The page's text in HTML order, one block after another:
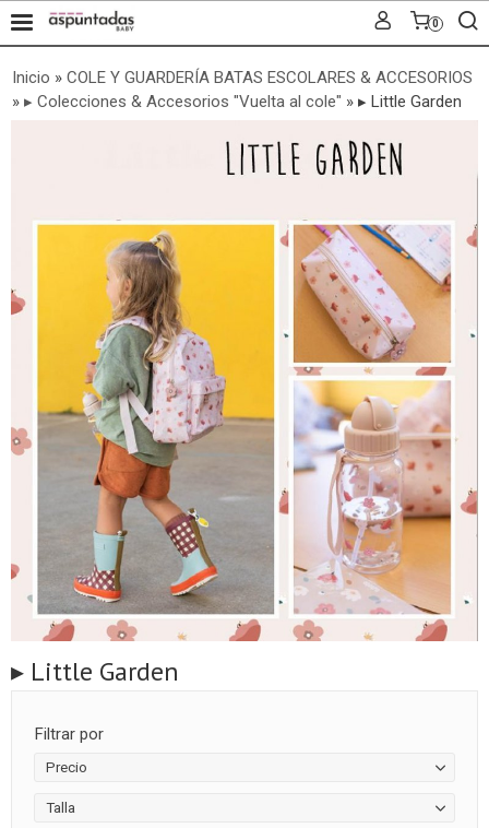
0
Inicio » COLE Y GUARDERÍA BATAS ESCOLARES & ACCESORIOS
» ▸ Colecciones & Accesorios "Vuelta al cole" » ▸ Little Garden
▸ Little Garden
Filtrar por
Precio
Talla